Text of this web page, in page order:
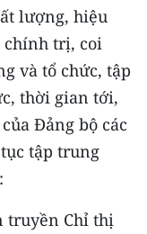
lượng, hiệu
chính trị, coi
và tổ chức, tập
thời gian tới,
Đảng bộ các
tập trung
truyền Chỉ thị